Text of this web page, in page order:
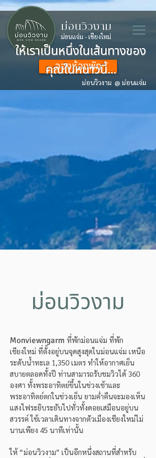
ม่อนวิวงาม
ม่อนแจ่ม - เชียงใหม่
จองห้องพัก
ให้เราเป็นหนึ่งในเส้นทางของ
คุณในหนาวนี้...
ม่อนวิวงาม @ ม่อนแจ่ม
ม่อนวิวงาม
Monviewngarm ที่พักม่อนแจ่ม ที่พัก
เชียงใหม่ ที่ตั้งอยู่บนจุดสูงสุดในม่อนแจ่ม เหนือ
ระดับน้ำทะเล 1,350 เมตร ทำให้อากาศเย็น
สบายตลอดทั้งปี ท่านสามารถรับชมวิวได้ 360
องศา ทั้งพระอาทิตย์ขึ้นในช่วงเช้าและ
พระอาทิตย์ตกในช่วงเย็น ยามค่ำคืนจะมองเห็น
แสงไฟระยิบระยับไปทั่วทั้งดอยเสมือนอยู่บน
สวรรค์ ใช้เวลาเดินทางจากตัวเมืองเชียงใหม่ไม่
นานเพียง 45 นาทีเท่านั้น
ให้ “ม่อนวิวงาม” เป็นอีกหนึ่งสถานที่สำหรับ